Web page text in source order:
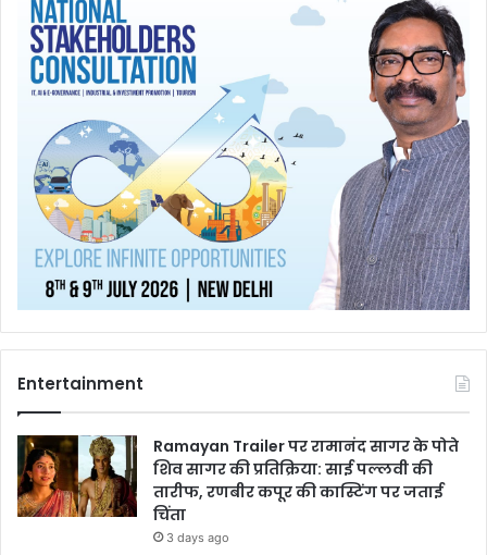
Entertainment
Ramayan Trailer पर रामानंद सागर के पोते
शिव सागर की प्रतिक्रिया: साई पल्लवी की
तारीफ, रणबीर कपूर की कास्टिंग पर जताई
चिंता
3 days ago